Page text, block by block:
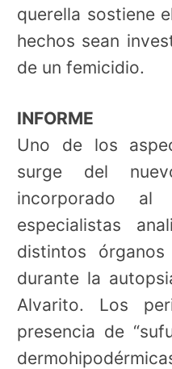
querella sostiene
hechos sean
de un femicidio.
INFORME
Uno de los
surge del
incorporado al
especialistas
distintos
durante la
Alvarito. Los
presencia de